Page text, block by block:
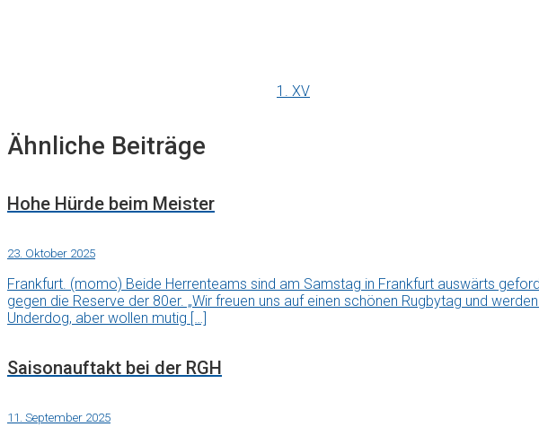
1. XV
Ähnliche Beiträge
Hohe Hürde beim Meister
23. Oktober 2025
Frankfurt. (momo) Beide Herrenteams sind am Samstag in Frankfurt auswärts
gegen die Reserve der 80er. „Wir freuen uns auf einen schönen Rugbytag und
Underdog, aber wollen mutig […]
Saisonauftakt bei der RGH
11. September 2025